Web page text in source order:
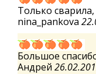
Только
nina_pankova
Большое
Андрей